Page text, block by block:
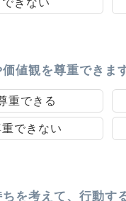
きない
値観を尊重できま
重できる
できない
を考えて、行動す